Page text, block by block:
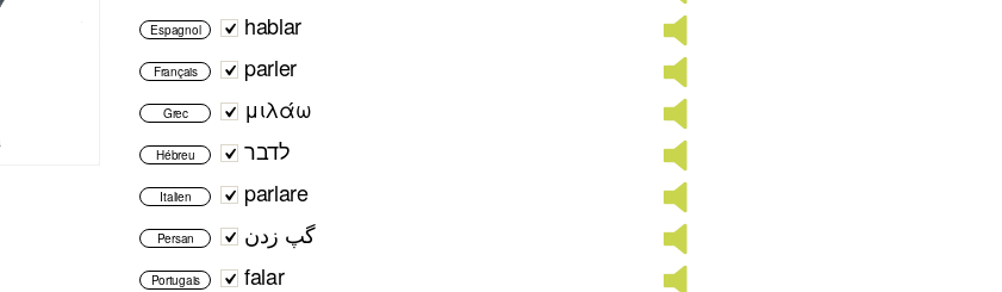
Espagnol hablar
Français parler
Grec μιλάω
Hébreu לדבר
Italien parlare
Persan گپ زدن
Portugais falar